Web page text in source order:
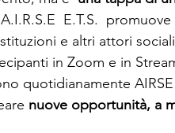
E.T.S.
e altri attori
in Zoom e in
quotidianamente
nuove opportunità, a